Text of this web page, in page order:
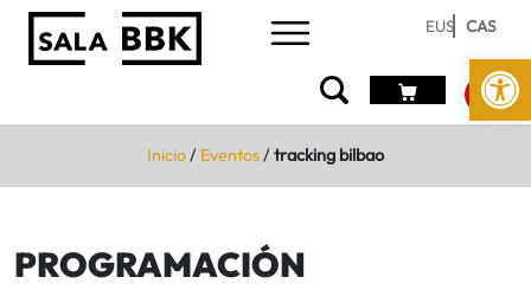
Abrir
EUS CAS
Inicio/ Eventos/tracking bilbao
PROGRAMACIÓN